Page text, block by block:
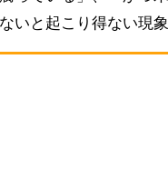
いと起こり得ない現象